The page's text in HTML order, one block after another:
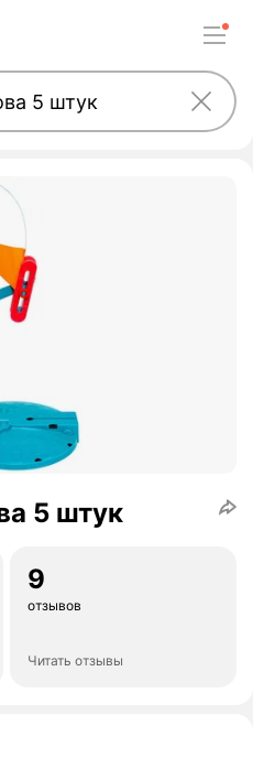
5 штук
9
отзывов
Читать отзывы